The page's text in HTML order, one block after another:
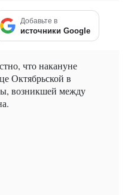
Добавьте в
источники Google
что накануне
Октябрьской в
возникшей между